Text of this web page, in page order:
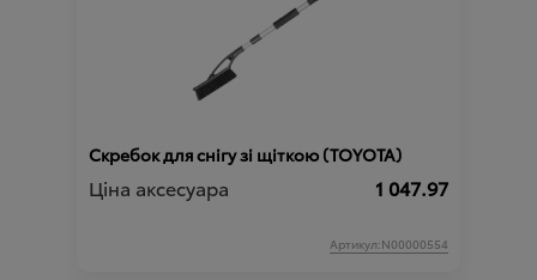
Скребок для снігу зі щіткою (TOYOTA)
Ціна аксесуара 1 047.97
Артикул:N00000554